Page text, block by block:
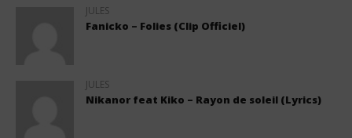
JULES
Fanicko – Folies (Clip Officiel)
JULES
Nikanor feat Kiko – Rayon de soleil (Lyrics)